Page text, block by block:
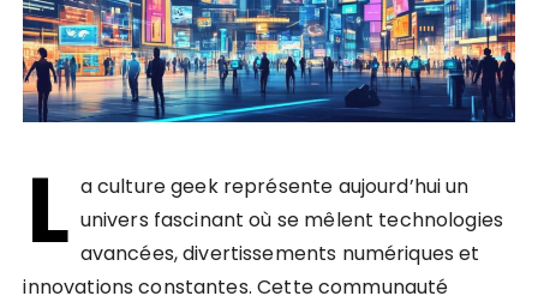
L a culture geek représente aujourd’hui un
univers fascinant où se mêlent technologies
avancées, divertissements numériques et
innovations constantes. Cette communauté